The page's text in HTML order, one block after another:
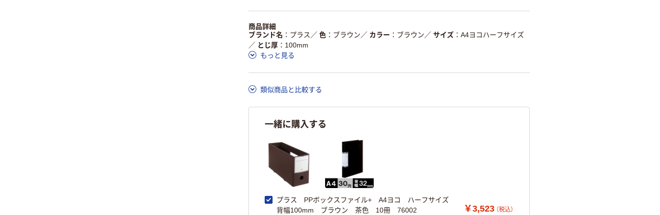
商品詳細
ブランド名
プラス ／ 色 ブラウン ／ カラー ブラウン ／ サイズ
A4ヨコハーフサイズ
／ とじ厚
100mm
もっと見る
類似商品と比較する
一緒に購入する
プラス PPボックスファイル+ A4ヨコ ハーフサイズ
背幅100mm ブラウン 茶色 10冊 76002
￥3,523 （税込）